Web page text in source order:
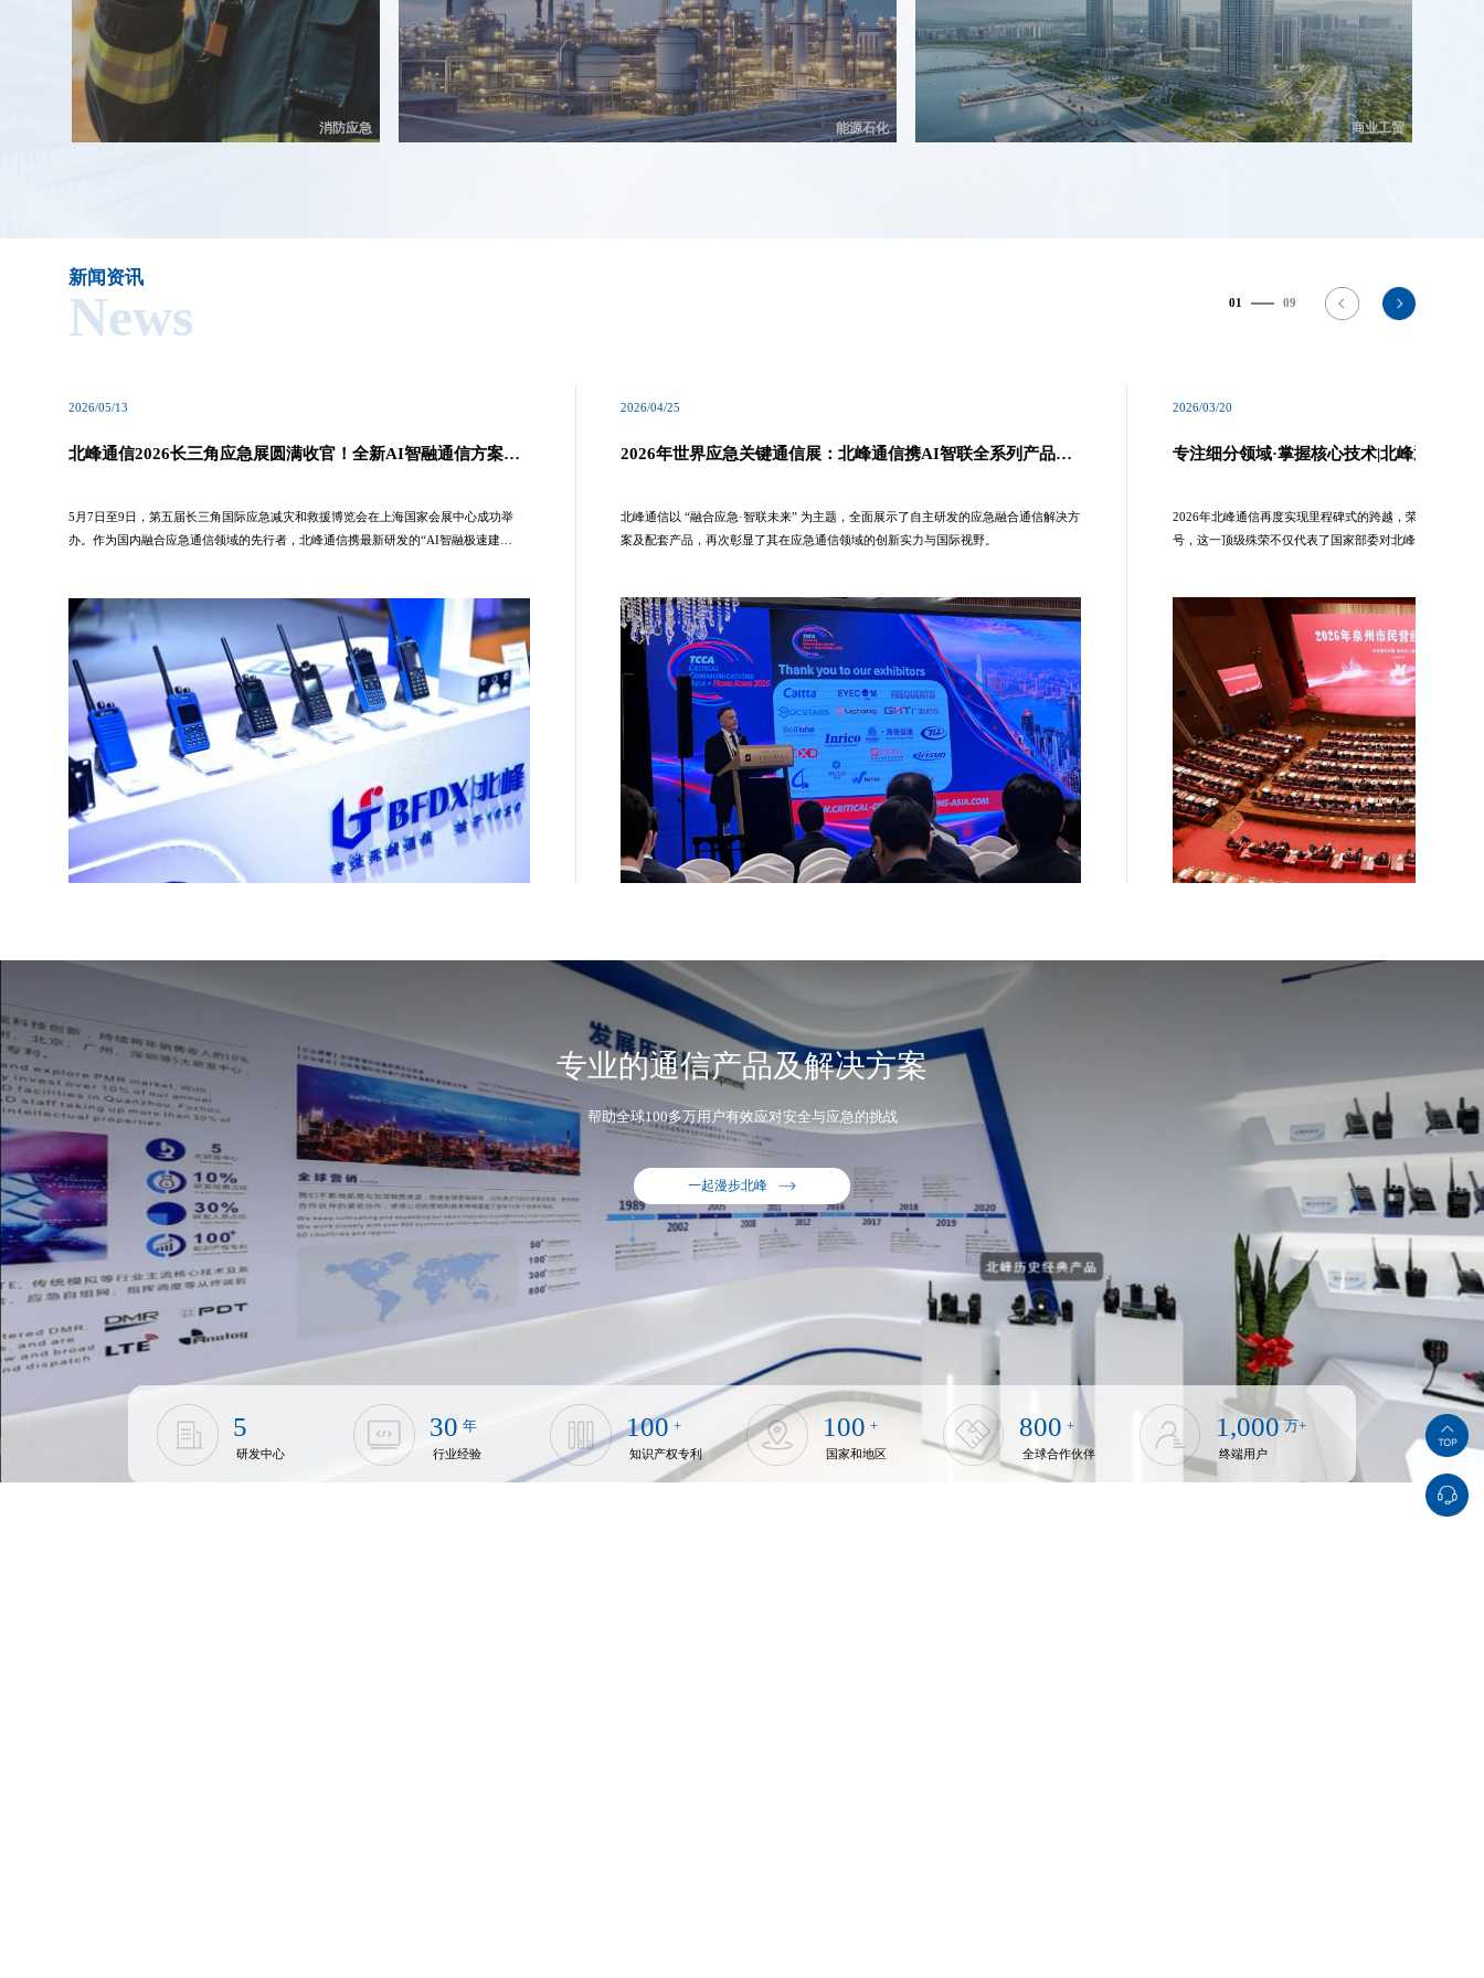
消防应急 能源石化 商业工贸
新闻资讯
News 01 09
2026/05/13
北峰通信2026长三角应急展圆满收官！全新AI智融通信方案引
5月7日至9日，第五届长三角国际应急减灾和救援博览会在上海国家会展中心成功举
办。作为国内融合应急通信领域的先行者，北峰通信携最新研发的“AI智融极速建
2026/04/25
2026年世界应急关键通信展：北峰通信携AI智联全系列产品与
北峰通信以 “融合应急·智联未来” 为主题，全面展示了自主研发的应急融合通信解决方
案及配套产品，再次彰显了其在应急通信领域的创新实力与国际视野。
2026/03/20
专注细分领域·掌握核心技术|北峰通信荣
2026年北峰通信再度实现里程碑式的跨越，荣膺‘国家专精
号，这一顶级殊荣不仅代表了国家部委对北峰通信技术创
专业的通信产品及解决方案
帮助全球100多万用户有效应对安全与应急的挑战
一起漫步北峰
5
研发中心
30 年
行业经验
100 +
知识产权专利
100 +
国家和地区
800 +
全球合作伙伴
1,000 万+
终端用户